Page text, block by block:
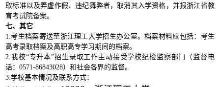
取标准以及弄虚作假、违纪舞弊者，取消其入学资格，并报浙江省教
育考试院备案。
七、其它
1.考生档案寄送至浙江理工大学招生办公室。档案材料应包括：考生
高考录取档案及高职高专学习期间的档案。
2.我校“专升本”招生录取工作主动接受学校纪检监察部门（监督电
话：0571-86843028）和社会各界的监督。
3.学校基本情况及联系方式：